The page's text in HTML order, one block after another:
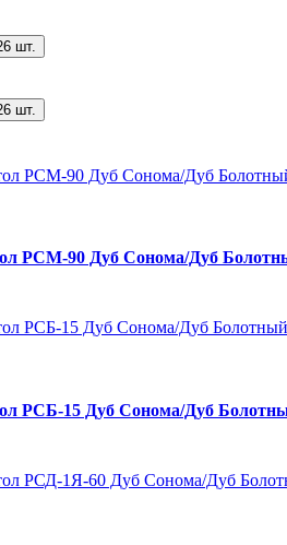
шт.
шт.
РСМ-90 Дуб Сонома/Дуб
РСБ-15 Дуб Сонома/Дуб